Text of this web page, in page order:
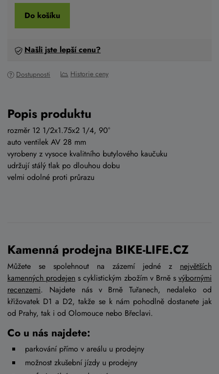
Do košíku
Našli jste lepší cenu?
Dostupnosti Historie ceny
Popis produktu
rozměr 12 1/2x1.75x2 1/4, 90°
auto ventilek AV 28 mm
vyrobeny z vysoce kvalitního butylového kaučuku
udržují stálý tlak po dlouhou dobu
velmi odolné proti průrazu
Kamenná prodejna BIKE-LIFE.CZ
Můžete se spolehnout na zázemí jedné z největších
kamenných prodejen s cyklistickým zbožím v Brně s výbornými
recenzemi. Najdete nás v Brně Tuřanech, nedaleko od
křižovatek D1 a D2, takže se k nám pohodlně dostanete jak
od Prahy, tak i od Olomouce nebo Břeclavi.
Co u nás najdete:
parkování přímo v areálu u prodejny
možnost zkušební jízdy u prodejny